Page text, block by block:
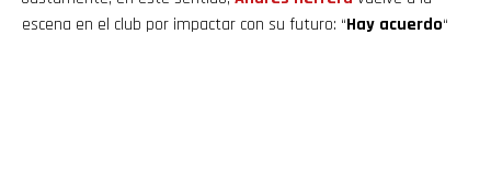
escena en el club por impactar con su futuro: “Hay acuerdo“